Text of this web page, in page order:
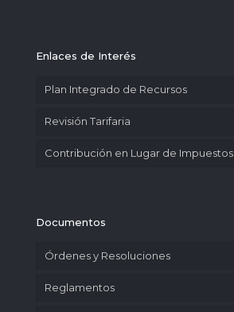
Enlaces de Interés
Plan Integrado de Recursos
Revisión Tarifaria
Contribución en Lugar de Impuestos
Documentos
Órdenes y Resoluciones
Reglamentos